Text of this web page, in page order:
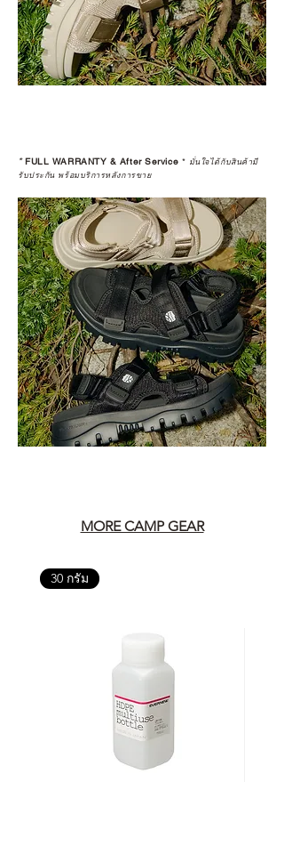
*FULL WARRANTY & After Service * มั่นใจได้กับสินค้ามี
รับประกัน พร้อมบริการหลังการขาย
MORE CAMP GEAR
30 กรัม